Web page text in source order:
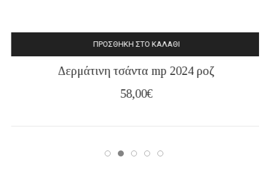
ΠΡΟΣΘΉΚΗ ΣΤΟ ΚΑΛΆΘΙ
Δερμάτινη τσάντα mp 2024 ροζ
58,00€